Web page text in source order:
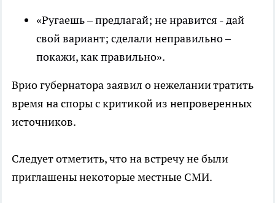
«Ругаешь – предлагай; не нравится - дай
свой вариант; сделали неправильно –
покажи, как правильно».
Врио губернатора заявил о нежелании тратить
время на споры с критикой из непроверенных
источников.
Следует отметить, что на встречу не были
приглашены некоторые местные СМИ.